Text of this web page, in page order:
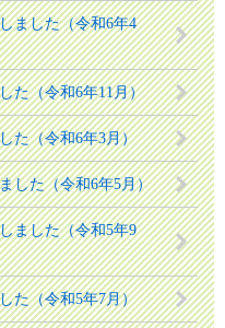
ました（令和6年4
た（令和6年11月）
た（令和6年3月）
した（令和6年5月）
ました（令和5年9
た（令和5年7月）